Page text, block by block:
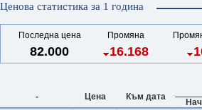
Ценова статистика за 1 година
Последна цена Промяна
82.000 16.168
- Цена Към дата